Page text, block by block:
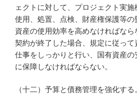
ェクトに対して、プロジェクト実施
使用、処置、点検、財産権保護等の
資産の使用効率を高めなければなら
契約が終了した場合、規定に従っ
仕事をしっかりと行い、国有資産
に保障しなければならない。
（十二）予算と債務管理を強化す